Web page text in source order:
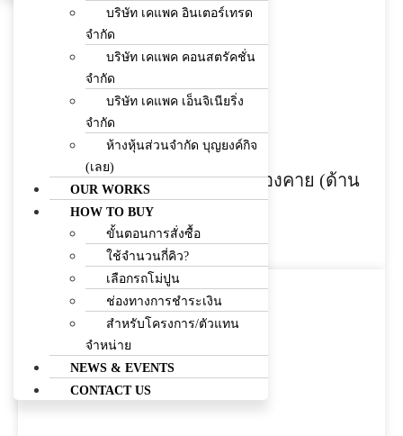
Facebook Line Envelope
081-7178834
บริษัท เคแพค อินเตอร์เทรด
จำกัด
บริษัท เคแพค คอนสตรัคชั่น
จำกัด
บริษัท เคแพค เอ็นจิเนียริ่ง
จำกัด
ห้างหุ้นส่วนจำกัด บุญยงค์กิจ
(เลย)
OUR WORKS
HOW TO BUY
ขั้นตอนการสั่งซื้อ
ใช้จำนวนกี่คิว?
เลือกรถโม่ปูน
ช่องทางการชำระเงิน
สำหรับโครงการ/ตัวแทน
จำหน่าย
NEWS & EVENTS
CONTACT US
ก่อสร้างสายทางเลี่ยงเมืองหนองคาย (ด้าน
ตะวันออก) ตอน 1 (4-2563)
อ่านเพิ่มเติม »